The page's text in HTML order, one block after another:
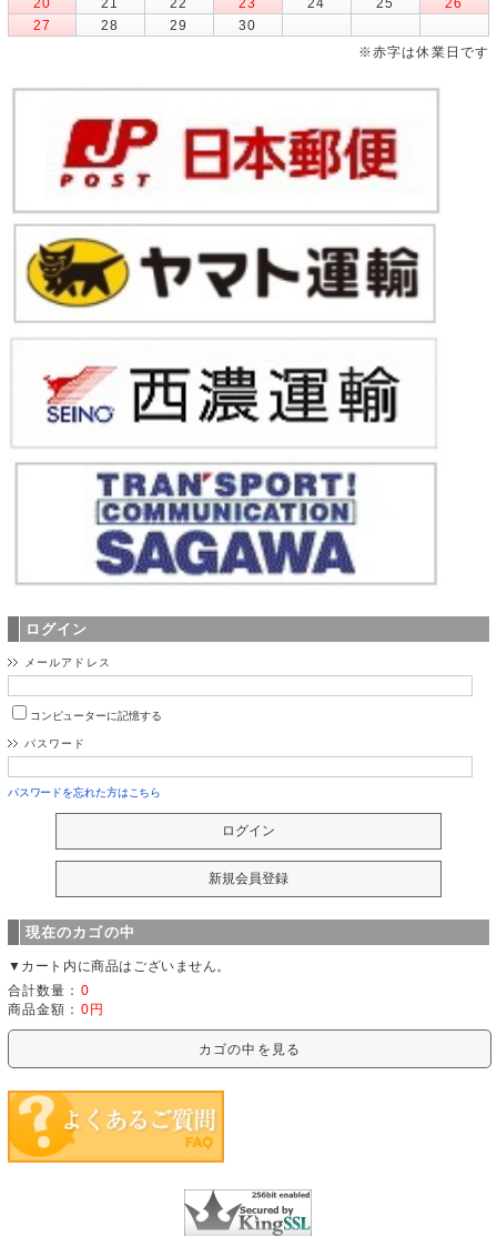
27
28 29
30
※赤字は休業日です
ログイン
メールアドレス
コンピューターに記憶する
パスワード
パスワードを忘れた方はこちら
現在のカゴの中
▼カート内に商品はございません。
合計数量： 0
商品金額： 0円
カゴの中を見る